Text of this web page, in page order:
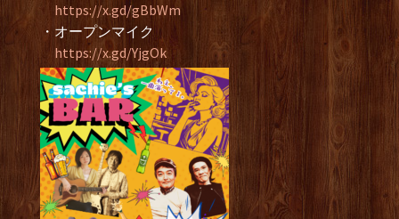
https://x.gd/gBbWm
・オープンマイク
https://x.gd/YjgOk